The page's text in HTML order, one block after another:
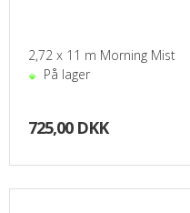
2,72 x 11 m Morning Mist
På lager
725,00 DKK